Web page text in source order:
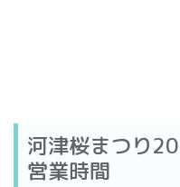
河津桜まつり
営業時間